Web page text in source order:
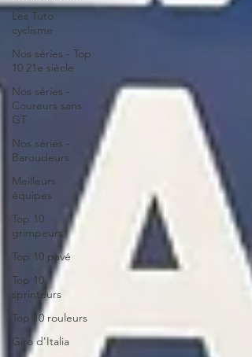
Les Tuto
cyclisme
Nos séries - Top
10 21e siècle
Nos séries -
Coureurs sans
GT
Nos séries -
Baroudeurs
Meilleurs
équipes
Top 10
grimpeurs
Top 10 pavé
Top 10
sprinteurs
Top 10 rouleurs
Giro d'Italia